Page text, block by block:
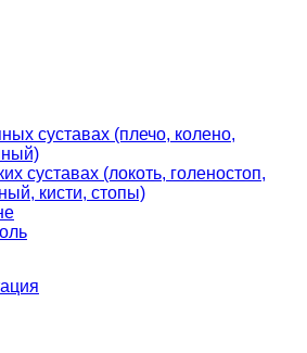
суставах (плечо, колено,
суставах (локоть, голеностоп,
кисти, стопы)